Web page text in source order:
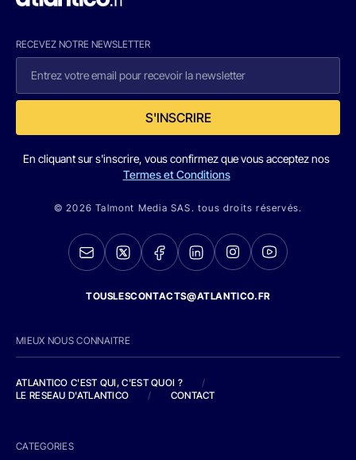
RECEVEZ NOTRE NEWSLETTER
S'INSCRIRE
En cliquant sur s'inscrire, vous confirmez que vous acceptez nos
Termes et Conditions
© 2026 Talmont Media SAS. tous droits réservés.
TOUSLESCONTACTS@ATLANTICO.FR
MIEUX NOUS CONNAITRE
ATLANTICO C'EST QUI, C'EST QUOI ?
/
LE RESEAU D'ATLANTICO
/ CONTACT
CATEGORIES